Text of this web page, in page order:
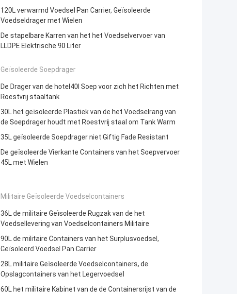
120L verwarmd Voedsel Pan Carrier, Geïsoleerde
Voedseldrager met Wielen
De stapelbare Karren van het het Voedselvervoer van
LLDPE Elektrische 90 Liter
Geïsoleerde Soepdrager
De Drager van de hotel40l Soep voor zich het Richten met
Roestvrij staaltank
30L het geïsoleerde Plastiek van de het Voedselrang van
de Soepdrager houdt met Roestvrij staal om Tank Warm
35L geïsoleerde Soepdrager niet Giftig Fade Resistant
De geïsoleerde Vierkante Containers van het Soepvervoer
45L met Wielen
Militaire Geïsoleerde Voedselcontainers
36L de militaire Geïsoleerde Rugzak van de het
Voedsellevering van Voedselcontainers Militaire
90L de militaire Containers van het Surplusvoedsel,
Geïsoleerd Voedsel Pan Carrier
28L militaire Geïsoleerde Voedselcontainers, de
Opslagcontainers van het Legervoedsel
60L het militaire Kabinet van de de Containersrijst van de